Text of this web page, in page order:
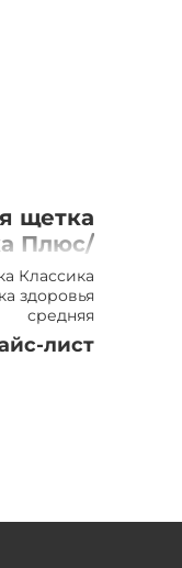
щетка
Плюс/
Классика
здоровья
средняя
лист